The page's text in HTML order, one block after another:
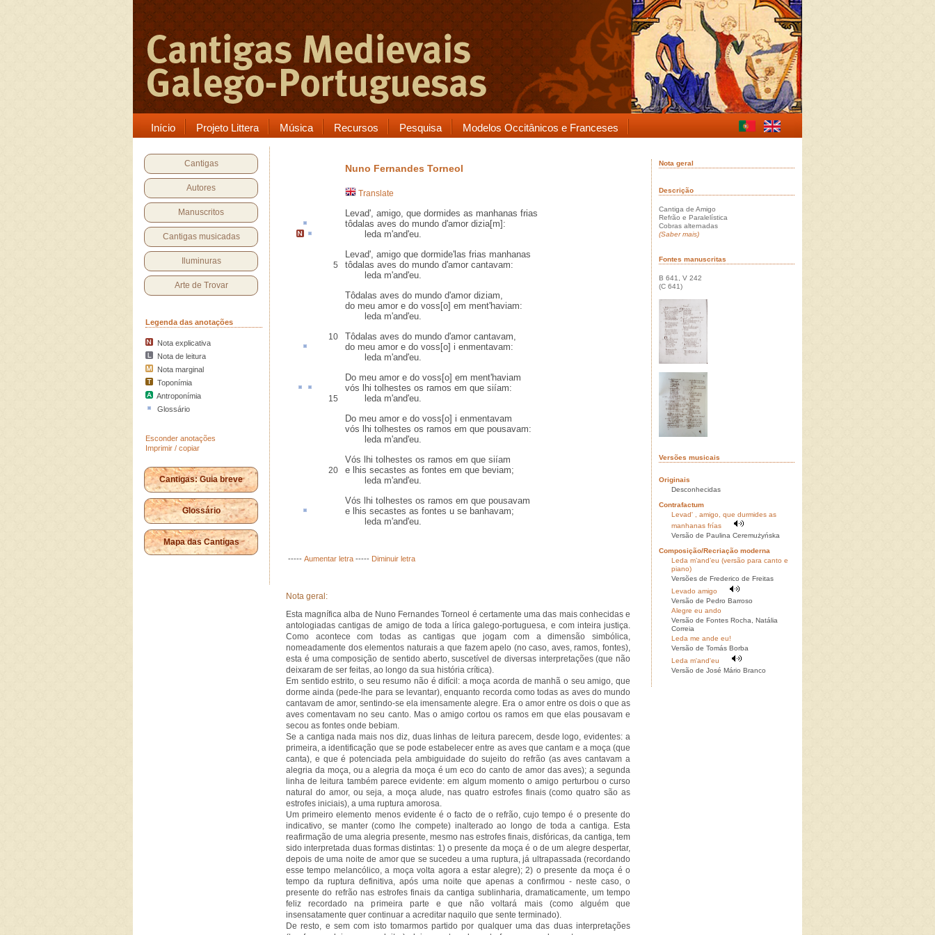
Início Projeto Littera Música Recursos Pesquisa Modelos Occitânicos e Franceses
Cantigas
Autores
Manuscritos
Cantigas musicadas
Iluminuras
Arte de Trovar
Legenda das anotações
Nota explicativa
Nota de leitura
Nota marginal
Toponímia
Antroponímia
Glossário
Esconder anotações
Imprimir / copiar
Cantigas: Guia breve
Glossário
Mapa das Cantigas
Nuno Fernandes Torneol
Translate
Levad', amigo, que dormides as manhanas frias
tôdalas aves do mundo d'amor dizia[m]:
ledam'and'eu.
Levad', amigo que dormide'las frias manhanas
5
tôdalas aves do mundo d'amor cantavam:
leda m'and'eu.
Tôdalas aves do mundo d'amor diziam,
do meu amor e do voss[o] em ment'haviam:
leda m'and'eu.
10
Tôdalas aves do mundo d'amor cantavam,
do meu amor e do voss[o] i enmentavam:
leda m'and'eu.
Do meu amor e do voss[o] em ment'haviam
vós lhi tolhestes os ramos em que siíam:
15
leda m'and'eu.
Do meu amor e do voss[o] i enmentavam
vós lhi tolhestes os ramos em que pousavam:
leda m'and'eu.
Vós lhi tolhestes os ramos em que siíam
20
e lhis secastes as fontes em que beviam;
leda m'and'eu.
Vós lhi tolhestes os ramos em que pousavam
e lhis secastes as fontes u se banhavam;
leda m'and'eu.
----- Aumentar letra ----- Diminuir letra
Nota geral:
Esta magnífica alba de Nuno Fernandes Torneol é certamente uma das mais conhecidas e
antologiadas cantigas de amigo de toda a lírica galego-portuguesa, e com inteira justiça.
Como acontece com todas as cantigas que jogam com a dimensão simbólica,
nomeadamente dos elementos naturais a que fazem apelo (no caso, aves, ramos, fontes),
esta é uma composição de sentido aberto, suscetível de diversas interpretações (que não
deixaram de ser feitas, ao longo da sua história crítica).
Em sentido estrito, o seu resumo não é difícil: a moça acorda de manhã o seu amigo, que
dorme ainda (pede-lhe para se levantar), enquanto recorda como todas as aves do mundo
cantavam de amor, sentindo-se ela imensamente alegre. Era o amor entre os dois o que as
aves comentavam no seu canto. Mas o amigo cortou os ramos em que elas pousavam e
secou as fontes onde bebiam.
Se a cantiga nada mais nos diz, duas linhas de leitura parecem, desde logo, evidentes: a
primeira, a identificação que se pode estabelecer entre as aves que cantam e a moça (que
canta), e que é potenciada pela ambiguidade do sujeito do refrão (as aves cantavam a
alegria da moça, ou a alegria da moça é um eco do canto de amor das aves); a segunda
linha de leitura também parece evidente: em algum momento o amigo perturbou o curso
natural do amor, ou seja, a moça alude, nas quatro estrofes finais (como quatro são as
estrofes iniciais), a uma ruptura amorosa.
Um primeiro elemento menos evidente é o facto de o refrão, cujo tempo é o presente do
indicativo, se manter (como lhe compete) inalterado ao longo de toda a cantiga. Esta
reafirmação de uma alegria presente, mesmo nas estrofes finais, disfóricas, da cantiga, tem
sido interpretada duas formas distintas: 1) o presente da moça é o de um alegre despertar,
depois de uma noite de amor que se sucedeu a uma ruptura, já ultrapassada (recordando
esse tempo melancólico, a moça volta agora a estar alegre); 2) o presente da moça é o
tempo da ruptura definitiva, após uma noite que apenas a confirmou - neste caso, o
presente do refrão nas estrofes finais da cantiga sublinharia, dramaticamente, um tempo
feliz recordado na primeira parte e que não voltará mais (como alguém que
insensatamente quer continuar a acreditar naquilo que sente terminado).
De resto, e sem com isto tomarmos partido por qualquer uma das duas interpretações
Nota geral
Descrição
Cantiga de Amigo
Refrão e Paralelística
Cobras alternadas
(Saber mais)
Fontes manuscritas
B 641, V 242
(C 641)
Versões musicais
Originais
Desconhecidas
Contrafactum
Levad' , amigo, que durmides as
manhanas frías
Versão de Paulina Ceremużyńska
Composição/Recriação moderna
Leda m’and’eu (versão para canto e
piano)
Versões de Frederico de Freitas
Levado amigo
Versão de Pedro Barroso
Alegre eu ando
Versão de Fontes Rocha, Natália
Correia
Leda me ande eu!
Versão de Tomás Borba
Leda m'and'eu
Versão de José Mário Branco